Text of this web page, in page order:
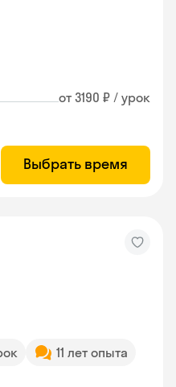
от 3190 ₽ / урок
Выбрать время
11 лет опыта